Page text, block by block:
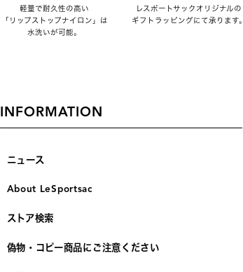
軽量で耐久性の高い
「リップストップナイロン」は
水洗いが可能。
レスポートサックオリジナルの
ギフトラッピングにて承ります。
INFORMATION
ニュース
About LeSportsac
ストア検索
偽物・コピー商品にご注意ください